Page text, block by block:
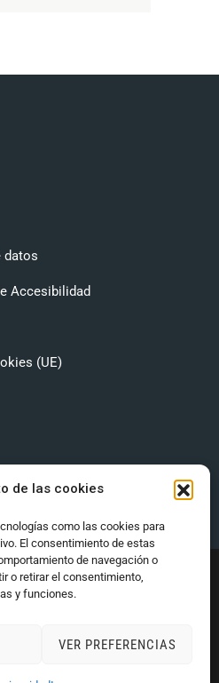
de las cookies
como las cookies para
El consentimiento de estas
de navegación o
o retirar el consentimiento,
y funciones.
VER PREFERENCIAS
datos
Accesibilidad
(UE)